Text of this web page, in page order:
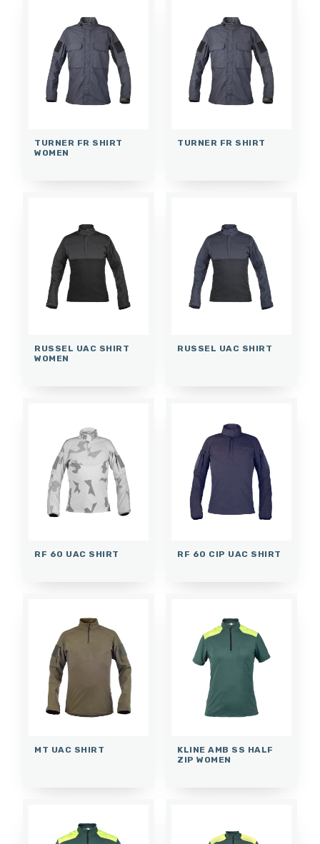
TURNER FR SHIRT
WOMEN
TURNER FR SHIRT
RUSSEL UAC SHIRT
WOMEN
RUSSEL UAC SHIRT
RF 60 UAC SHIRT RF 60 CIP UAC SHIRT
MT UAC SHIRT
KLINE AMB SS HALF
ZIP WOMEN